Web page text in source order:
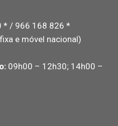
* / 966 168 826 *
e móvel nacional)
09h00 – 12h30; 14h00 –